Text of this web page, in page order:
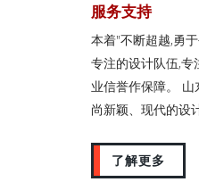
服务支持
本着"不断超越,勇
专注的设计队伍,
业信誉作保障。
尚新颖、现代的设
了解更多